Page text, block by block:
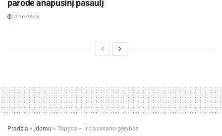
parodė anapusinį pasaulį
2026-08-03
Pradžia » Įdomu » Tapyba – it pavasario gėrybės